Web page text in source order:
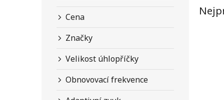
Cena
Značky
Velikost úhlopříčky
Obnovovací frekvence